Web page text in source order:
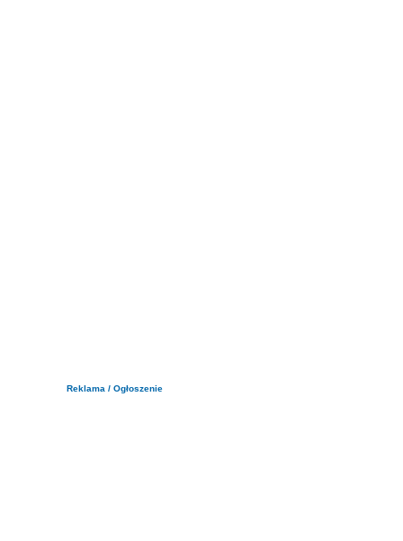
Reklama / Ogłoszenie